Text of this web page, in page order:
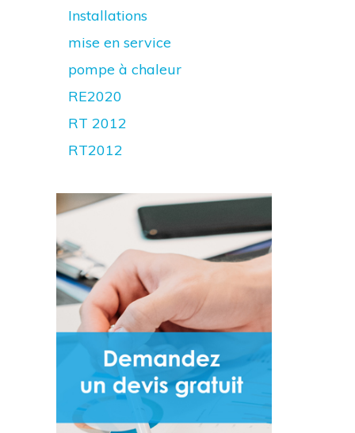
Installations
mise en service
pompe à chaleur
RE2020
RT 2012
RT2012